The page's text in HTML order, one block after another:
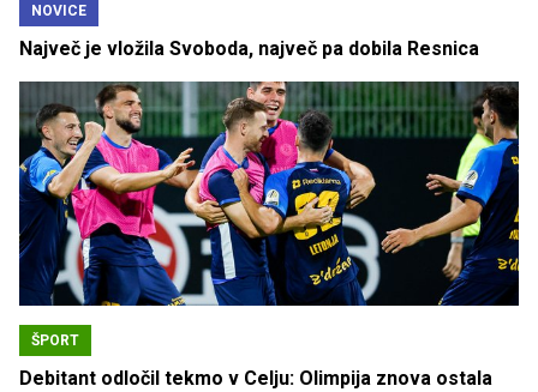
NOVICE
Največ je vložila Svoboda, največ pa dobila Resnica
ŠPORT
Debitant odločil tekmo v Celju: Olimpija znova ostala